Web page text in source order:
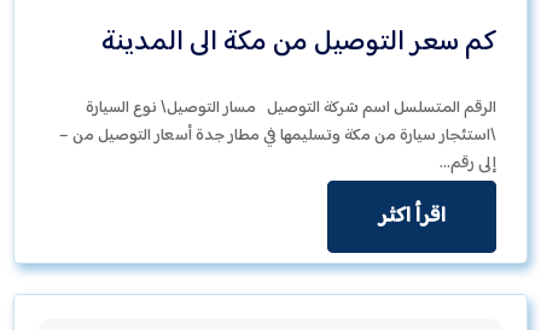
كم سعر التوصيل من مكة الى المدينة
الرقم المتسلسل اسم شركة التوصيل مسار التوصيل\ نوع السيارة
\استئجار سيارة من مكة وتسليمها في مطار جدة أسعار التوصيل من –
إلى رقم…
اقرأ اكثر